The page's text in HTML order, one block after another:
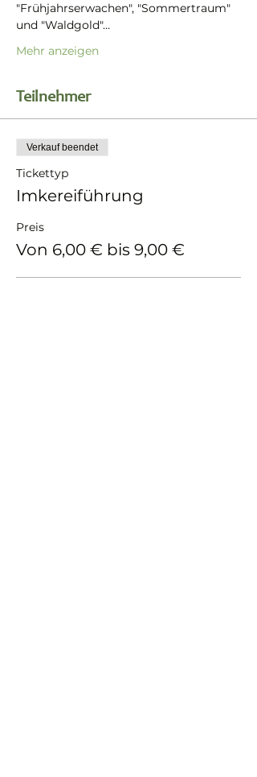
"Frühjahrserwachen", "Sommertraum"
und "Waldgold"…
Mehr anzeigen
Teilnehmer
Verkauf beendet
Tickettyp
Imkereiführung
Preis
Von 6,00 € bis 9,00 €